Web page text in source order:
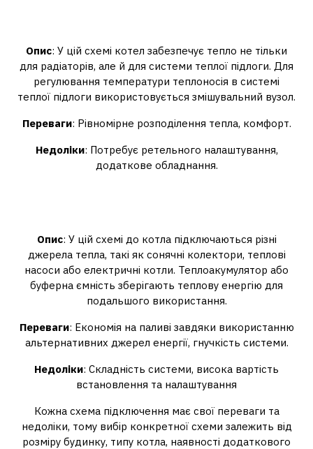
Опис: У цій схемі котел забезпечує тепло не тільки
для радіаторів, але й для системи теплої підлоги. Для
регулювання температури теплоносія в системі
теплої підлоги використовується змішувальний вузол.
Переваги: Рівномірне розподілення тепла, комфорт.
Недоліки: Потребує ретельного налаштування,
додаткове обладнання.
Опис: У цій схемі до котла підключаються різні
джерела тепла, такі як сонячні колектори, теплові
насоси або електричні котли. Теплоакумулятор або
буферна ємність зберігають теплову енергію для
подальшого використання.
Переваги: Економія на паливі завдяки використанню
альтернативних джерел енергії, гнучкість системи.
Недоліки: Складність системи, висока вартість
встановлення та налаштування
Кожна схема підключення має свої переваги та
недоліки, тому вибір конкретної схеми залежить від
розміру будинку, типу котла, наявності додаткового